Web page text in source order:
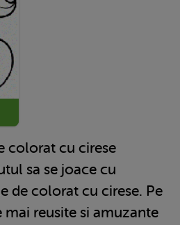
colorat cu cirese
sa se joace cu
de colorat cu cirese. Pe
mai reusite si amuzante